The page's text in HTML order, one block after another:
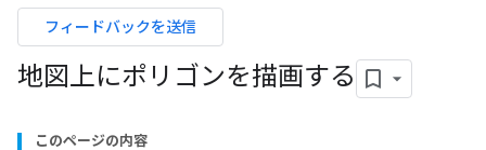
フィードバックを送信
地図上にポリゴンを描画する
このページの内容